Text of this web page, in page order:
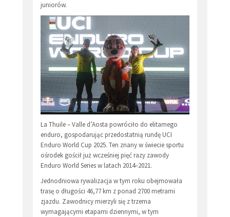
juniorów.
La Thuile – Valle d’Aosta powróciło do elitarnego
enduro, gospodarując przedostatnią rundę UCI
Enduro World Cup 2025. Ten znany w świecie sportu
ośrodek gościł już wcześniej pięć razy zawody
Enduro World Series w latach 2014–2021.
Jednodniowa rywalizacja w tym roku obejmowała
trasę o długości 46,77 km z ponad 2700 metrami
zjazdu. Zawodnicy mierzyli się z trzema
wymagającymi etapami dziennymi, w tym